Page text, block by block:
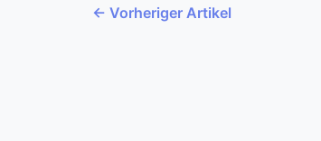
← Vorheriger Artikel